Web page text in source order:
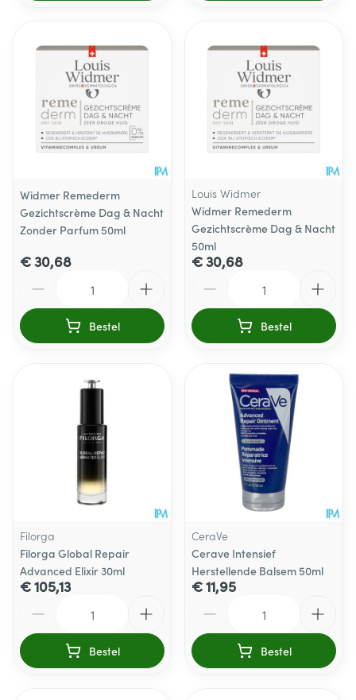
Widmer Remederm
Gezichtscrème Dag & Nacht
Zonder Parfum 50ml
€ 30,68
Bestel
Louis Widmer
Widmer Remederm
Gezichtscrème Dag & Nacht
50ml
€ 30,68
Bestel
Filorga
Filorga Global Repair
Advanced Elixir 30ml
€ 105,13
Bestel
CeraVe
Cerave Intensief
Herstellende Balsem 50ml
€ 11,95
Bestel